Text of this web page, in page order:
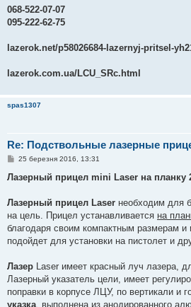
068-522-07-07
095-222-62-75
lazerok.net/p58026684-lazernyj-pritsel-
lazerok.com.ua/LCU_SRc.html
spas1307
Re: Подствольные лазерные
П
в
о
л
е
н
25 березня 2016, 13:31
Лазерный прицел mini Laser на планку
Лазерный прицел Laser необходим для
на цель. Прицел устанавливается на
благодаря своим компактным размерам
подойдет для установки на пистолет и
Лазер Laser имеет красный луч лазера,
Лазерный указатель цели, имеет
поправки в корпусе ЛЦУ, по вертикали и
указка , выполнена из анодированного